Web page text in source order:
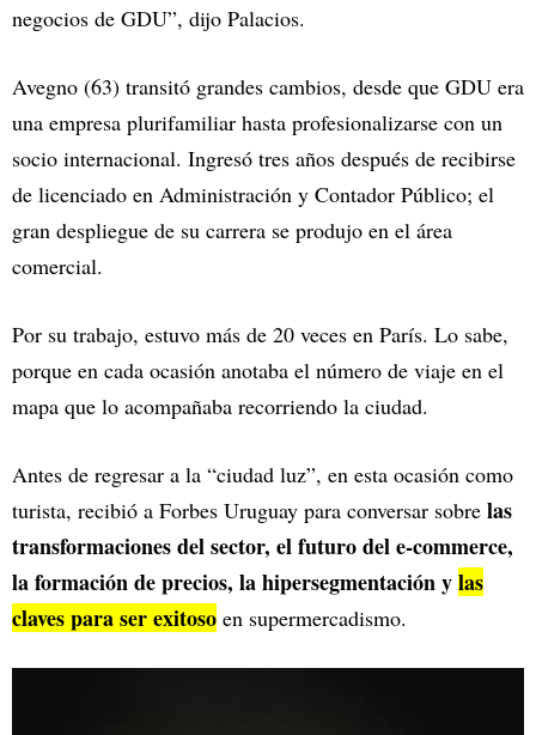
negocios de GDU”, dijo Palacios.
Avegno (63) transitó grandes cambios, desde que GDU era
una empresa plurifamiliar hasta profesionalizarse con un
socio internacional. Ingresó tres años después de recibirse
de licenciado en Administración y Contador Público; el
gran despliegue de su carrera se produjo en el área
comercial.
Por su trabajo, estuvo más de 20 veces en París. Lo sabe,
porque en cada ocasión anotaba el número de viaje en el
mapa que lo acompañaba recorriendo la ciudad.
Antes de regresar a la “ciudad luz”, en esta ocasión como
turista, recibió a Forbes Uruguay para conversar sobre las
transformaciones del sector, el futuro del e-commerce,
la formación de precios, la hipersegmentación ylas
claves para ser exitoso en supermercadismo.